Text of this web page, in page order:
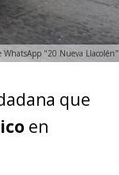
"20 Nueva Llacolén"
que
en